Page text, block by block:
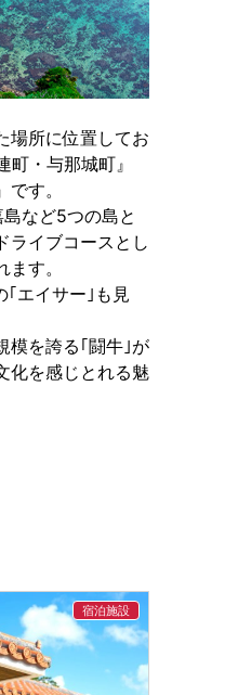
場所に位置してお
・与那城町』
す。
など5つの島と
ライブコースとし
す。
｢エイサー｣も見
模を誇る｢闘牛｣が
化を感じとれる魅